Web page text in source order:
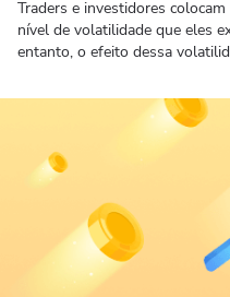
Traders e investidores
nível de volatilidade que eles
entanto, o efeito dessa